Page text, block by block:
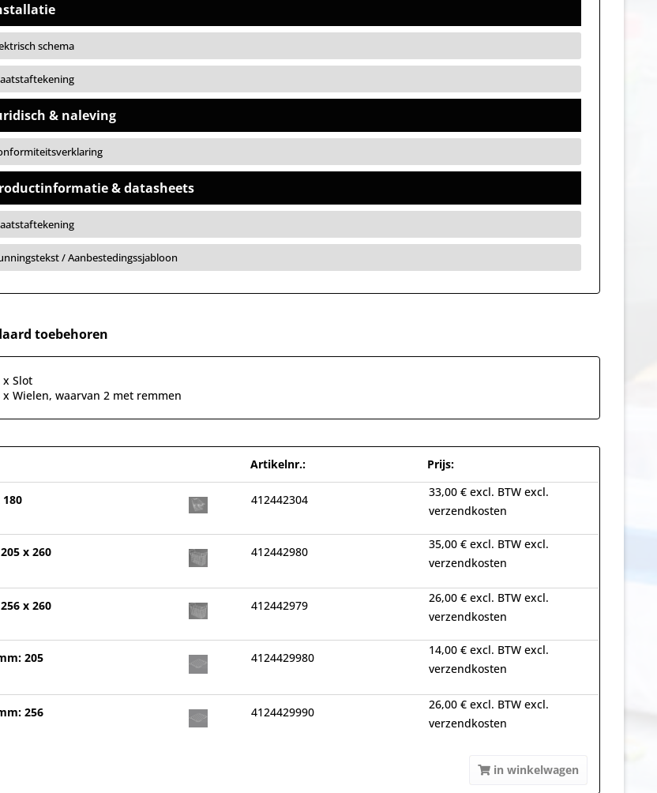
schema
& naleving
& datasheets
/ Aanbestedingssjabloon
toebehoren
x Slot
x Wielen, waarvan 2 met remmen
Artikelnr.: Prijs:
180 412442304
33,00 € excl. BTW excl.
verzendkosten
x 260 412442980
35,00 € excl. BTW excl.
verzendkosten
x 260 412442979
26,00 € excl. BTW excl.
verzendkosten
205 4124429980
14,00 € excl. BTW excl.
verzendkosten
256 4124429990
26,00 € excl. BTW excl.
verzendkosten
in winkelwagen